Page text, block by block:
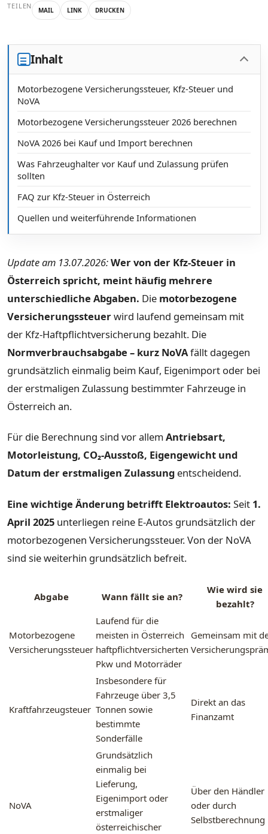
TEILEN MAIL LINK DRUCKEN
Inhalt
Motorbezogene Versicherungssteuer, Kfz-Steuer und
NoVA
Motorbezogene Versicherungssteuer 2026 berechnen
NoVA 2026 bei Kauf und Import berechnen
Was Fahrzeughalter vor Kauf und Zulassung prüfen
sollten
FAQ zur Kfz-Steuer in Österreich
Quellen und weiterführende Informationen
Update am 13.07.2026:Wer von der Kfz-Steuer in
Österreich spricht, meint häufig mehrere
unterschiedliche Abgaben. Die motorbezogene
Versicherungssteuerwird laufend gemeinsam mit
der Kfz-Haftpflichtversicherung bezahlt. Die
Normverbrauchsabgabe – kurz NoVAfällt dagegen
grundsätzlich einmalig beim Kauf, Eigenimport oder bei
der erstmaligen Zulassung bestimmter Fahrzeuge in
Österreich an.
Für die Berechnung sind vor allemAntriebsart,
Motorleistung, CO₂-Ausstoß, Eigengewicht und
Datum der erstmaligen Zulassung entscheidend.
Eine wichtige Änderung betrifft Elektroautos: Seit 1.
April 2025 unterliegen reine E-Autos grundsätzlich der
motorbezogenen Versicherungssteuer. Von der NoVA
sind sie weiterhin grundsätzlich befreit.
Abgabe Wann fällt sie an?
Wie wird sie
bezahlt?
Motorbezogene
Versicherungssteuer
Laufend für die
meisten in Österreich
haftpflichtversicherten
Pkw und Motorräder
Gemeinsam mit
Kraftfahrzeugsteuer
Insbesondere für
Fahrzeuge über 3,5
Tonnen sowie
bestimmte
Sonderfälle
Direkt an das
Finanzamt
NoVA
Grundsätzlich
einmalig bei
Lieferung,
Eigenimport oder
erstmaliger
österreichischer
Über den Händler
oder durch
Selbstberechnung